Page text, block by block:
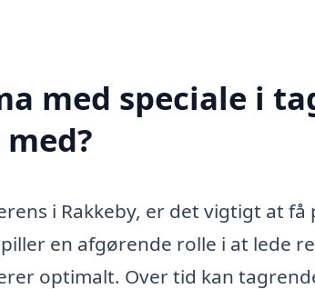
med speciale i
i Rakkeby, er det vigtigt at
en afgørende rolle i at lede
optimalt. Over tid kan